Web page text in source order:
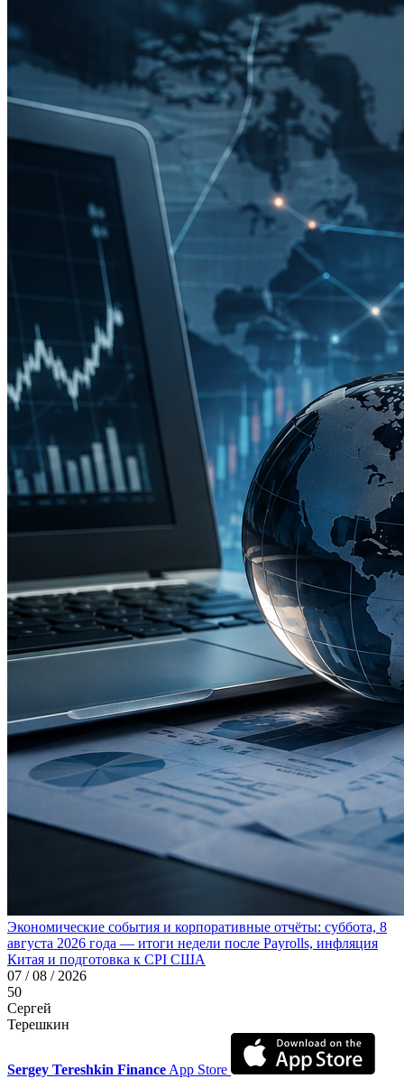
Экономические события и корпоративные отчёты: суббота, 8
августа 2026 года — итоги недели после Payrolls, инфляция
Китая и подготовка к CPI США
07 / 08 / 2026
50
Сергей
Терешкин
Sergey Tereshkin Finance App Store